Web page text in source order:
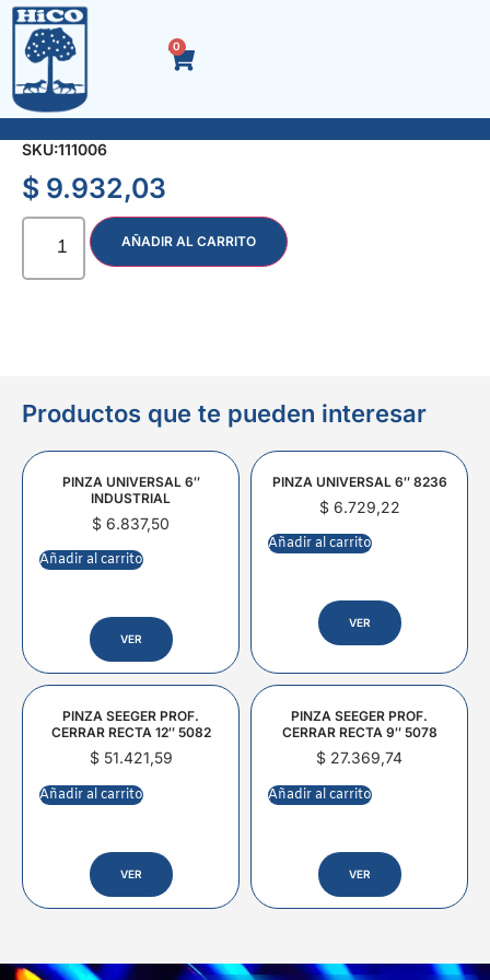
0
LLAVE AJUSTABLE 12″ FOSFATIZADA
SKU:111006
$ 9.932,03
AÑADIR AL CARRITO
Productos que te pueden interesar
PINZA UNIVERSAL 6″
INDUSTRIAL
$ 6.837,50
Añadir al carrito
VER
PINZA UNIVERSAL 6″ 8236
$6.729,22
Añadir al carrito
VER
PINZA SEEGER PROF.
CERRAR RECTA 12″ 5082
$51.421,59
Añadir al carrito
VER
PINZA SEEGER PROF.
CERRAR RECTA 9″ 5078
$ 27.369,74
Añadir al carrito
VER